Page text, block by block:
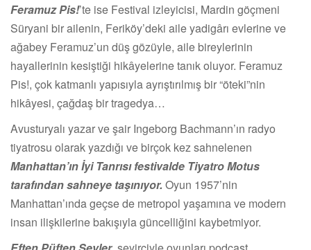
Feramuz Pis!’te ise Festival izleyicisi, Mardin göçmeni
Süryani bir ailenin, Feriköy’deki aile yadigârı evlerine ve
ağabey Feramuz’un düş gözüyle, aile bireylerinin
hayallerinin kesiştiği hikâyelerine tanık oluyor. Feramuz
Pis!, çok katmanlı yapısıyla ayrıştırılmış bir “öteki”nin
hikâyesi, çağdaş bir tragedya…
Avusturyalı yazar ve şair Ingeborg Bachmann’ın radyo
tiyatrosu olarak yazdığı ve birçok kez sahnelenen
Manhattan’ın İyi Tanrısı festivalde Tiyatro Motus
tarafından sahneye taşınıyor. Oyun 1957’nin
Manhattan’ında geçse de metropol yaşamına ve modern
insan ilişkilerine bakışıyla güncelliğini kaybetmiyor.